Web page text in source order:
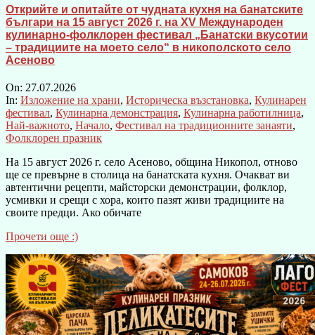
Открийте и опитайте от чудната кухня на банатските
българи на 15 август 2026 г. на XV Международен
кулинарно-фолклорен фестивал „Банатски вкусотии
– традициите на моето село“ в никополското село
Асеново
On: 27.07.2026
In: Изложение на храни, Историческа възстановка, Кулинарен
фестивал, Кулинарна демонстрация, Кулинарна работилница,
Най-важното, Начало, Фестивал на традиционните занаяти,
Фолклорен празник
На 15 август 2026 г. село Асеново, община Никопол, отново
ще се превърне в столица на банатската кухня. Очакват ви
автентични рецепти, майсторски демонстрации, фолклор,
усмивки и срещи с хора, които пазят живи традициите на
своите предци. Ако обичате
Прочети още :)